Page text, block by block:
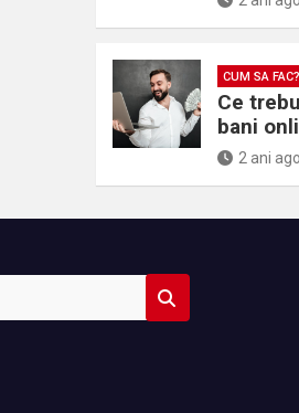
CUM SA FAC?
Ce
bani
2 ani ago